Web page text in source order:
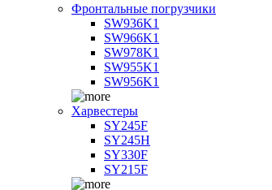
Фронтальные погрузчики
SW936K1
SW966K1
SW978K1
SW955K1
SW956K1
Харвестеры
SY245F
SY245H
SY330F
SY215F